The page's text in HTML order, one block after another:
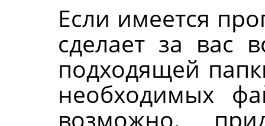
Если имеется
сделает за вас
подходящей
необходимых
возможно,